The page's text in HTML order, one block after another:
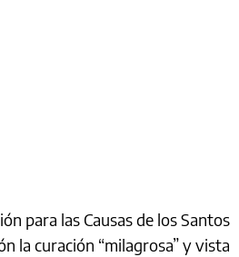
para las Causas de los Santos
la curación “milagrosa” y vista